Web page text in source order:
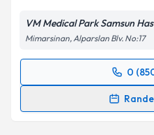
VM Medical Park Samsun
Mimarsinan, Alparslan Blv. No:17
0
Randevu Takvimi